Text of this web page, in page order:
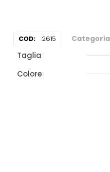
COD: 2615 Categoria
Taglia
Colore